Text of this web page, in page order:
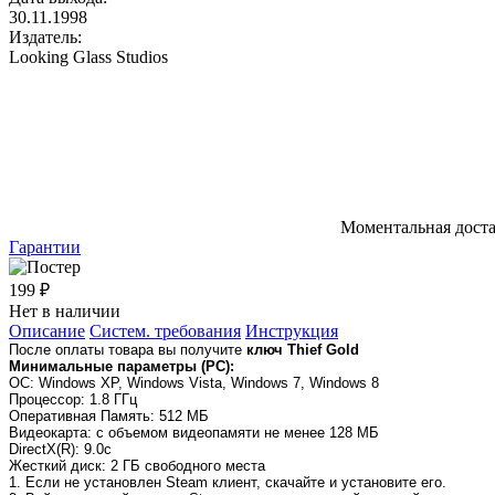
30.11.1998
Издатель:
Looking Glass Studios
Моментальная
Гарантии
199 ₽
Нет в наличии
Описание Систем. требования Инструкция
После оплаты товара вы получите ключ Thief Gold
Минимальные параметры (PC):
OC: Windows XP, Windows Vista, Windows 7, Windows 8
Процессор: 1.8 ГГц
Оперативная Память: 512 MБ
Видеокарта: с объемом видеопамяти не менее 128 МБ
DirectX(R): 9.0c
Жесткий диск: 2 ГБ свободного места
1. Если не установлен Steam клиент, скачайте и установите его.